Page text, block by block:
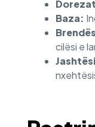
Baza:
cilësi e